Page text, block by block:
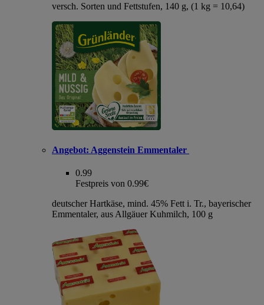
versch. Sorten und Fettstufen, 140 g, (1 kg = 10,64)
Angebot: Aggenstein Emmentaler
0.99
Festpreis von 0.99€
deutscher Hartkäse, mind. 45% Fett i. Tr., bayerischer
Emmentaler, aus Allgäuer Kuhmilch, 100 g